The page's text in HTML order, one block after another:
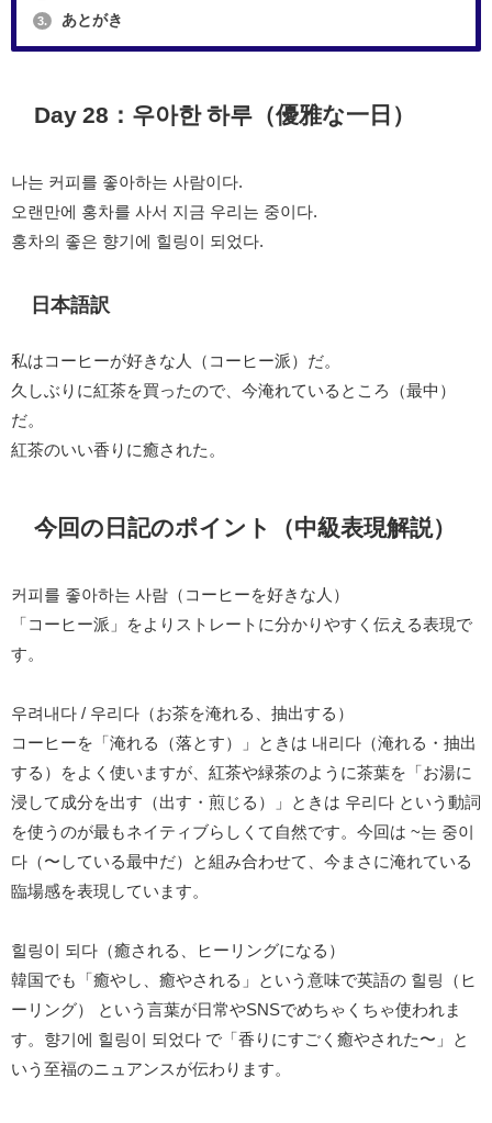
3. あとがき
Day 28：우아한 하루（優雅な一日）
나는 커피를 좋아하는 사람이다.
오랜만에 홍차를 사서 지금 우리는 중이다.
홍차의 좋은 향기에 힐링이 되었다.
日本語訳
私はコーヒーが好きな人（コーヒー派）だ。
久しぶりに紅茶を買ったので、今淹れているところ（最中）
だ。
紅茶のいい香りに癒された。
今回の日記のポイント（中級表現解説）
커피를 좋아하는 사람（コーヒーを好きな人）
「コーヒー派」をよりストレートに分かりやすく伝える表現で
す。
우려내다 / 우리다（お茶を淹れる、抽出する）
コーヒーを「淹れる（落とす）」ときは 내리다（淹れる・抽出
する）をよく使いますが、紅茶や緑茶のように茶葉を「お湯に
浸して成分を出す（出す・煎じる）」ときは 우리다 という動詞
を使うのが最もネイティブらしくて自然です。今回は ~는 중이
다（〜している最中だ）と組み合わせて、今まさに淹れている
臨場感を表現しています。
힐링이 되다（癒される、ヒーリングになる）
韓国でも「癒やし、癒やされる」という意味で英語の 힐링（ヒ
ーリング） という言葉が日常やSNSでめちゃくちゃ使われま
す。향기에 힐링이 되었다 で「香りにすごく癒やされた〜」と
いう至福のニュアンスが伝わります。